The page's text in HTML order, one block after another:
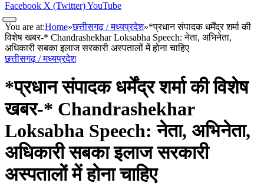
Facebook X (Twitter)YouTube
You are at:Home»छत्तीसगढ़ / मध्यप्रदेश»*प्रधान संपादक धर्मेंद्र शर्मा की
विशेष खबर-* Chandrashekhar Loksabha Speech: नेता, अभिनेता,
अधिकारी सबका इलाज सरकारी अस्पतालों में होना चाहिए
छत्तीसगढ़ / मध्यप्रदेश
*प्रधान संपादक धर्मेंद्र शर्मा की विशेष
खबर-* Chandrashekhar
Loksabha Speech: नेता, अभिनेता,
अधिकारी सबका इलाज सरकारी
अस्पतालों में होना चाहिए